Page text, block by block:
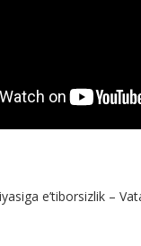
e’tiborsizlik –